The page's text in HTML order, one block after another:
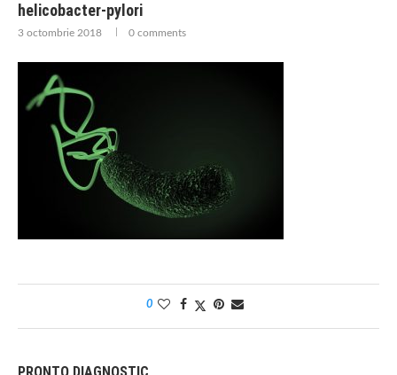
helicobacter-pylori
3 octombrie 2018 0 comments
0